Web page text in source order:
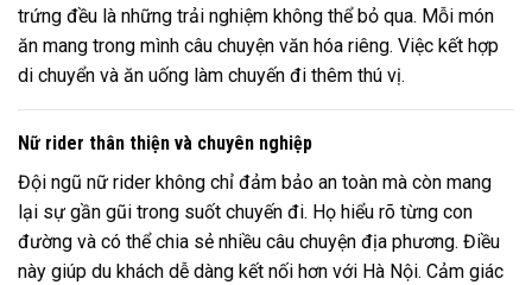
trứng đều là những trải nghiệm không thể bỏ qua. Mỗi món
ăn mang trong mình câu chuyện văn hóa riêng. Việc kết hợp
di chuyển và ăn uống làm chuyến đi thêm thú vị.
Nữ rider thân thiện và chuyên nghiệp
Đội ngũ nữ rider không chỉ đảm bảo an toàn mà còn mang
lại sự gần gũi trong suốt chuyến đi. Họ hiểu rõ từng con
đường và có thể chia sẻ nhiều câu chuyện địa phương. Điều
này giúp du khách dễ dàng kết nối hơn với Hà Nội. Cảm giác